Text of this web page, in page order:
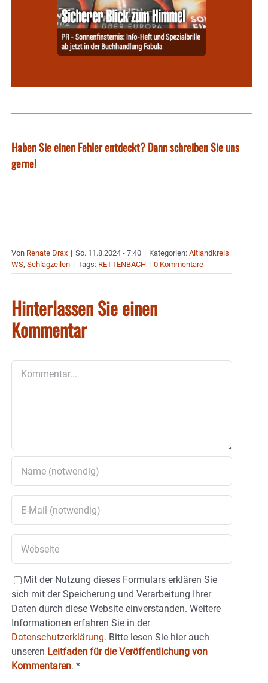
Haben Sie einen Fehler entdeckt? Dann schreiben Sie uns
gerne!
Von Renate Drax | So. 11.8.2024 - 7:40 | Kategorien: Altlandkreis
WS, Schlagzeilen | Tags: RETTENBACH | 0 Kommentare
Hinterlassen Sie einen
Kommentar
Mit der Nutzung dieses Formulars erklären Sie
sich mit der Speicherung und Verarbeitung Ihrer
Daten durch diese Website einverstanden. Weitere
Informationen erfahren Sie in der
Datenschutzerklärung. Bitte lesen Sie hier auch
unseren Leitfaden für die Veröffentlichung von
Kommentaren. *